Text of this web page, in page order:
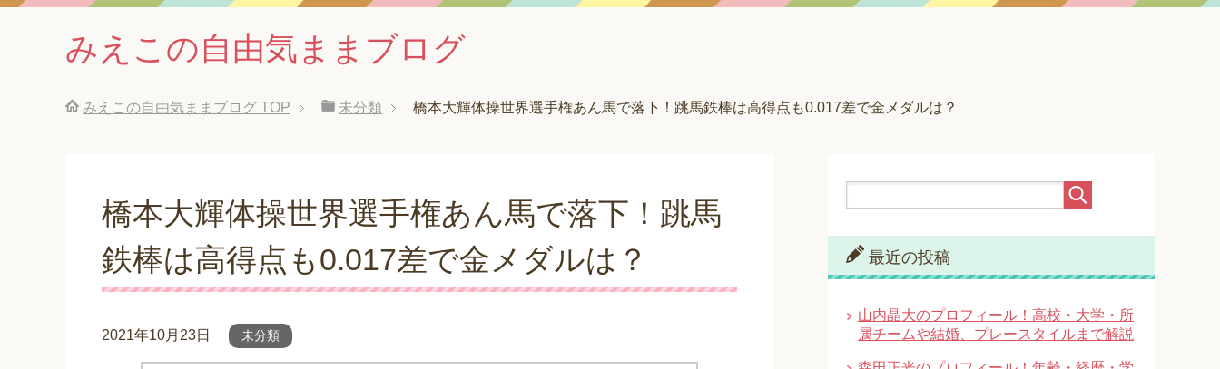
みえこの自由気ままブログ
みえこの自由気ままブログ TOP 未分類 橋本大輝体操世界選手権あん馬で落下！跳馬鉄棒は高得点も0.017差で金メダルは？
橋本大輝体操世界選手権あん馬で落下！跳馬
鉄棒は高得点も0.017差で金メダルは？
2021年10月23日 未分類
最近の投稿
山内晶大のプロフィール！高校・大学・所
属チームや結婚、プレースタイルまで解説